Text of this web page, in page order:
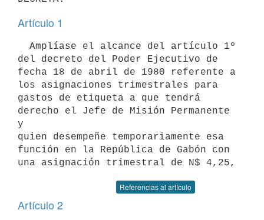
Artículo 1
del decreto del Poder Ejecutivo de
fecha 18 de abril de 1980 referente a
los asignaciones trimestrales para
gastos de etiqueta a que tendrá
derecho el Jefe de Misión Permanente
y
quien desempeñe temporariamente esa
función en la República de Gabón con
Referencias al artículo
Artículo 2